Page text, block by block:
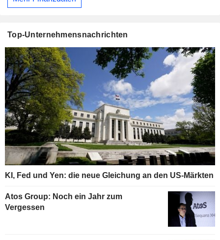
Top-Unternehmensnachrichten
KI, Fed und Yen: die neue Gleichung an den US-Märkten
Atos Group: Noch ein Jahr zum
Vergessen